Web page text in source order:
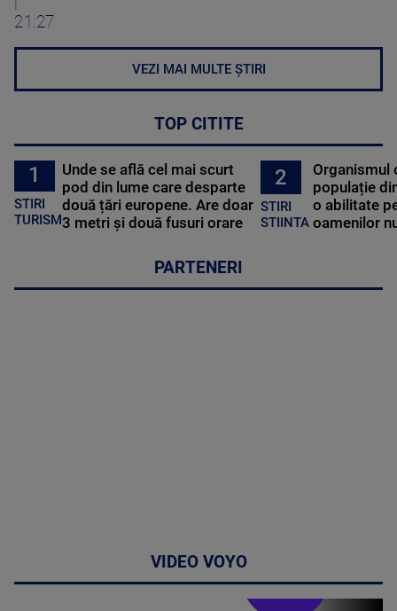
21:27
VEZI MAI MULTE ȘTIRI
TOP CITITE
1
STIRI
TURISM
Unde se află cel mai scurt
pod din lume care desparte
două țări europene. Are doar
3 metri și două fusuri orare
2
STIRI
STIINTA
Organismul
populație
o abilitate
oamenilor
PARTENERI
VIDEO VOYO